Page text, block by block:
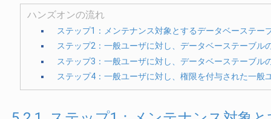
ハンズオンの流れ
ステップ1：メンテナンス対象とするデータベーステー
ステップ2：一般ユーザに対し、データベーステーブル
ステップ3：一般ユーザに対し、データベーステーブ
ステップ4：一般ユーザに対し、権限を付与された一